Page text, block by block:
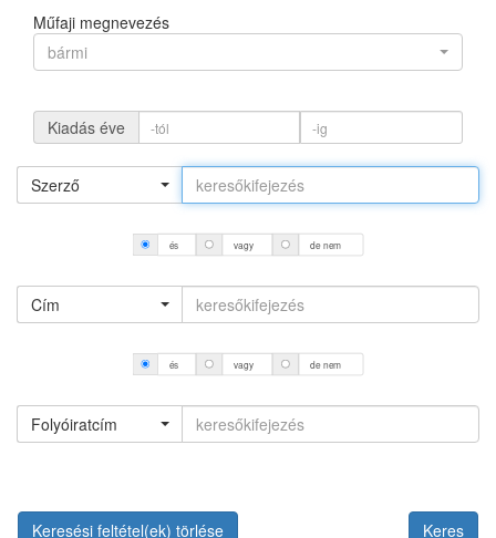
Műfaji megnevezés
bármi
Kiadás éve
Szerző
és vagy de nem
Cím
és vagy de nem
Folyóiratcím
Keresési feltétel(ek) törlése